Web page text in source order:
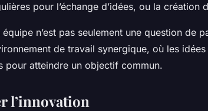
pour l’échange d’idées, ou la création
n’est pas seulement une question de
de travail synergique, où les
pour atteindre un objectif commun.
l’innovation